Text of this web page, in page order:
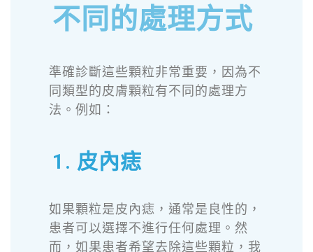
不同的處理方式
準確診斷這些顆粒非常重要，因為不
同類型的皮膚顆粒有不同的處理方
法。例如：
1. 皮內痣
如果顆粒是皮內痣，通常是良性的，
患者可以選擇不進行任何處理。然
而，如果患者希望去除這些顆粒，我